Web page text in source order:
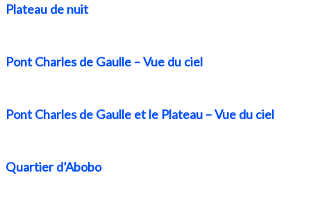
Plateau de nuit
Pont Charles de Gaulle – Vue du ciel
Pont Charles de Gaulle et le Plateau – Vue du ciel
Quartier d’Abobo